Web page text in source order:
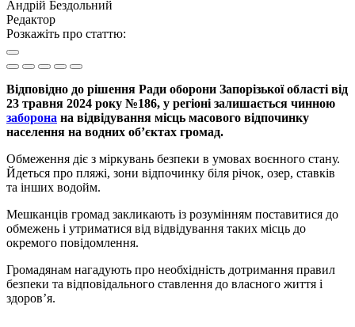
Андрій Бездольний
Редактор
Розкажіть про статтю:
Відповідно до рішення Ради оборони Запорізької області від
23 травня 2024 року №186, у регіоні залишається чинною
заборона на відвідування місць масового відпочинку
населення на водних об’єктах громад.
Обмеження діє з міркувань безпеки в умовах воєнного стану.
Йдеться про пляжі, зони відпочинку біля річок, озер, ставків
та інших водойм.
Мешканців громад закликають із розумінням поставитися до
обмежень і утриматися від відвідування таких місць до
окремого повідомлення.
Громадянам нагадують про необхідність дотримання правил
безпеки та відповідального ставлення до власного життя і
здоров’я.